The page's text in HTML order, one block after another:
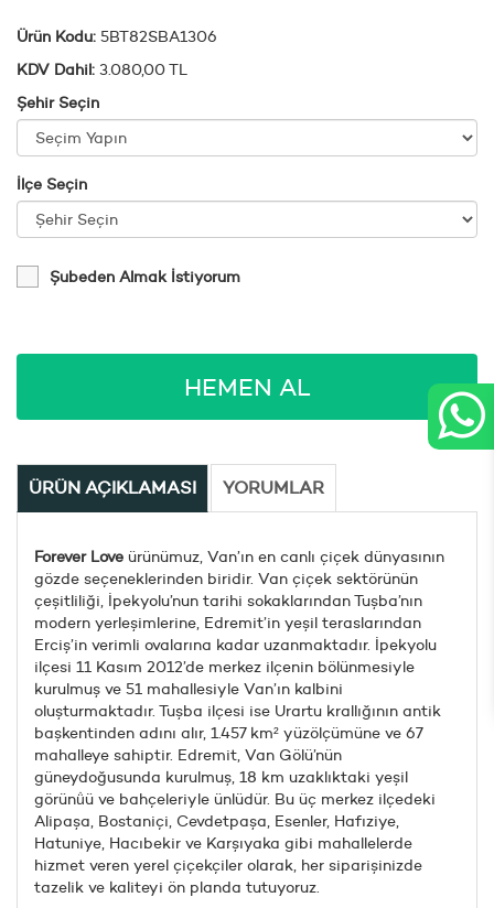
Ürün Kodu: 5BT82SBA1306
KDV Dahil: 3.080,00 TL
Şehir Seçin
İlçe Seçin
Şubeden Almak İstiyorum
HEMEN AL
ÜRÜN AÇIKLAMASI YORUMLAR
Forever Love ürünümuz, Van’ın en canlı çiçek dünyasının
gözde seçeneklerinden biridir. Van çiçek sektörünün
çeşitliliği, İpekyolu’nun tarihi sokaklarından Tuşba’nın
modern yerleşimlerine, Edremit’in yeşil teraslarından
Erciş’in verimli ovalarına kadar uzanmaktadır. İpekyolu
ilçesi 11 Kasım 2012’de merkez ilçenin bölünmesiyle
kurulmuş ve 51 mahallesiyle Van’ın kalbini
oluşturmaktadır. Tuşba ilçesi ise Urartu krallığının antik
başkentinden adını alır, 1.457 km² yüzölçümüne ve 67
mahalleye sahiptir. Edremit, Van Gölü’nün
güneydoğusunda kurulmuş, 18 km uzaklıktaki yeşil
görünü̇ü ve bahçeleriyle ünlüdür. Bu üç merkez ilçedeki
Alipaşa, Bostaniçi, Cevdetpaşa, Esenler, Hafıziye,
Hatuniye, Hacıbekir ve Karşıyaka gibi mahallelerde
hizmet veren yerel çiçekçiler olarak, her siparişinizde
tazelik ve kaliteyi ön planda tutuyoruz.